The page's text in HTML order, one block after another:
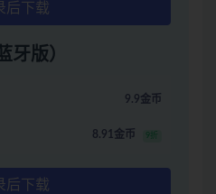
后下载
牙版）
9.9金币
8.91金币 9折
后下载